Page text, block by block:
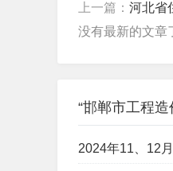
上一篇： 河北省住
没有最新的文章
“邯郸市工程
2024年11、12